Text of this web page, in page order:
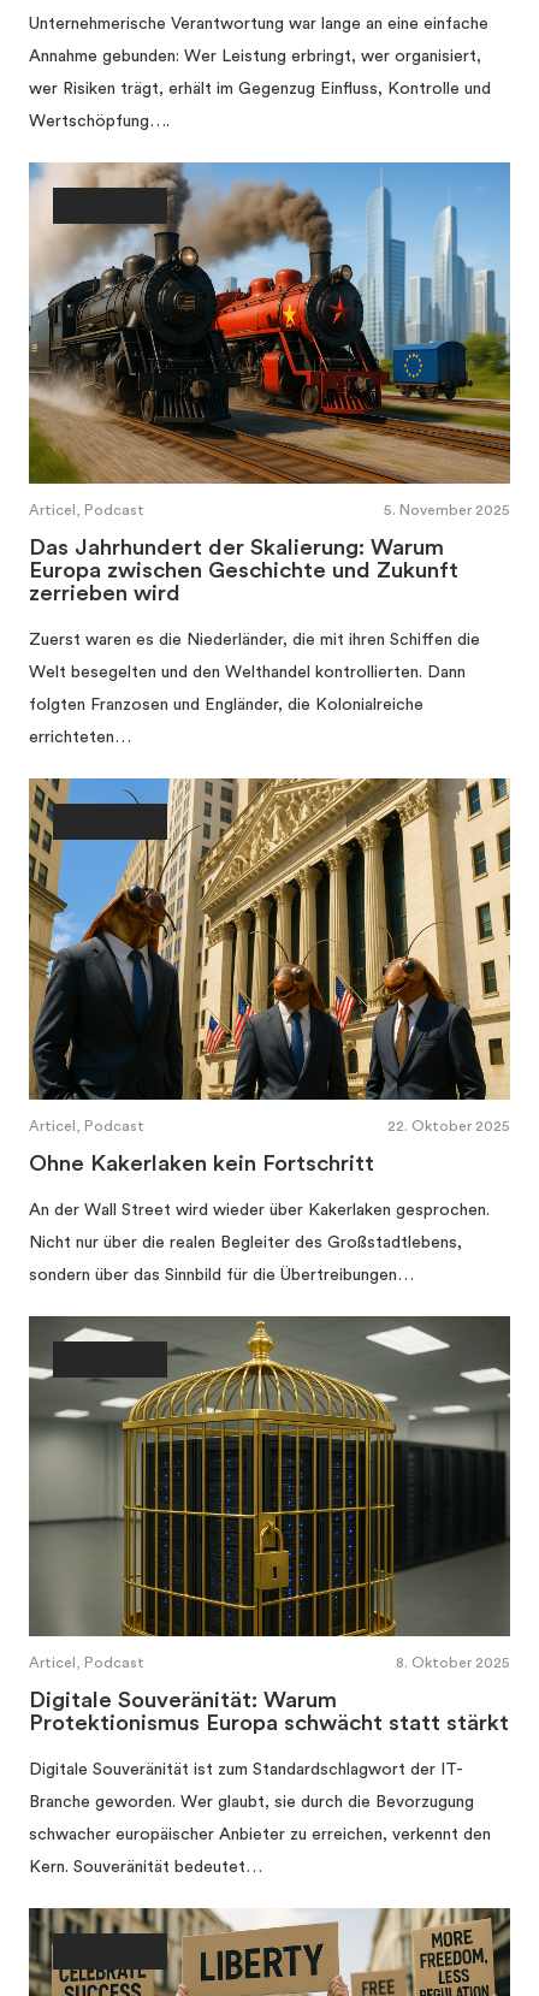
Unternehmerische Verantwortung war lange an eine einfache
Annahme gebunden: Wer Leistung erbringt, wer organisiert,
wer Risiken trägt, erhält im Gegenzug Einfluss, Kontrolle und
Wertschöpfung….
Articel, Podcast 5. November 2025
Das Jahrhundert der Skalierung: Warum
Europa zwischen Geschichte und Zukunft
zerrieben wird
Zuerst waren es die Niederländer, die mit ihren Schiffen die
Welt besegelten und den Welthandel kontrollierten. Dann
folgten Franzosen und Engländer, die Kolonialreiche
errichteten…
Articel, Podcast 22. Oktober 2025
Ohne Kakerlaken kein Fortschritt
An der Wall Street wird wieder über Kakerlaken gesprochen.
Nicht nur über die realen Begleiter des Großstadtlebens,
sondern über das Sinnbild für die Übertreibungen…
Articel, Podcast 8. Oktober 2025
Digitale Souveränität: Warum
Protektionismus Europa schwächt statt stärkt
Digitale Souveränität ist zum Standardschlagwort der IT-
Branche geworden. Wer glaubt, sie durch die Bevorzugung
schwacher europäischer Anbieter zu erreichen, verkennt den
Kern. Souveränität bedeutet…